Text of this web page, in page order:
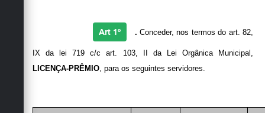
Art 1º . Conceder, nos termos do art. 82,
IX da lei 719 c/c art. 103, II da Lei Orgânica Municipal,
LICENÇA-PRÊMIO, para os seguintes servidores.